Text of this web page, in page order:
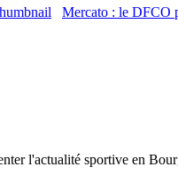
Mercato : le DFCO
l'actualité sportive en